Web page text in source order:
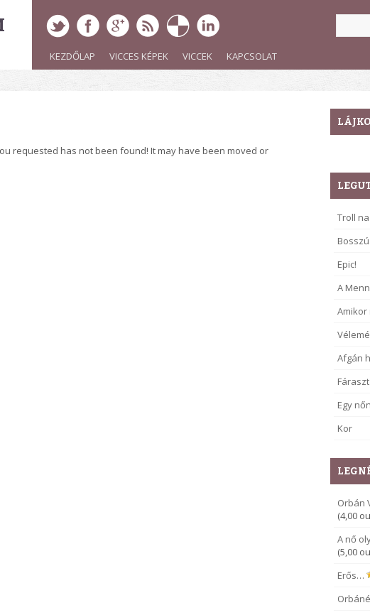
KEZDŐLAP VICCES KÉPEK VICCEK KAPCSOLAT
requested has not been found! It may have been moved or
Troll
Epic!
A
Amikor
Afgán
Egy
Kor
Orbán
(4,00
A nő
(5,00
Erős…